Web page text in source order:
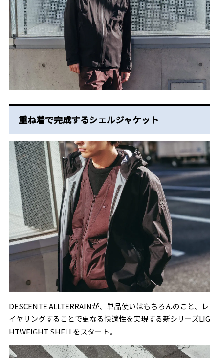
重ね着で完成するシェルジャケット
DESCENTE ALLTERRAINが、単品使いはもちろんのこと、レ
イヤリングすることで更なる快適性を実現する新シリーズLIG
HTWEIGHT SHELLをスタート。